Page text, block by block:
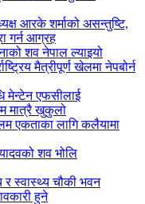
आरके शर्माको असन्तुष्टि,
गर्न आग्रह
शव नेपाल ल्याइयो
मैत्रीपूर्ण खेलमा नेपबोर्न
मेन्टेन एफसीलाई
मात्रै खुकुलो
एकताका लागि कलैयामा
शव भोलि
र स्वास्थ्य चौकी भवन
हुने